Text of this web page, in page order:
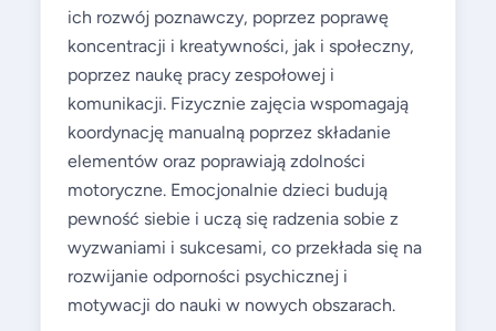
ich rozwój poznawczy, poprzez poprawę
koncentracji i kreatywności, jak i społeczny,
poprzez naukę pracy zespołowej i
komunikacji. Fizycznie zajęcia wspomagają
koordynację manualną poprzez składanie
elementów oraz poprawiają zdolności
motoryczne. Emocjonalnie dzieci budują
pewność siebie i uczą się radzenia sobie z
wyzwaniami i sukcesami, co przekłada się na
rozwijanie odporności psychicznej i
motywacji do nauki w nowych obszarach.